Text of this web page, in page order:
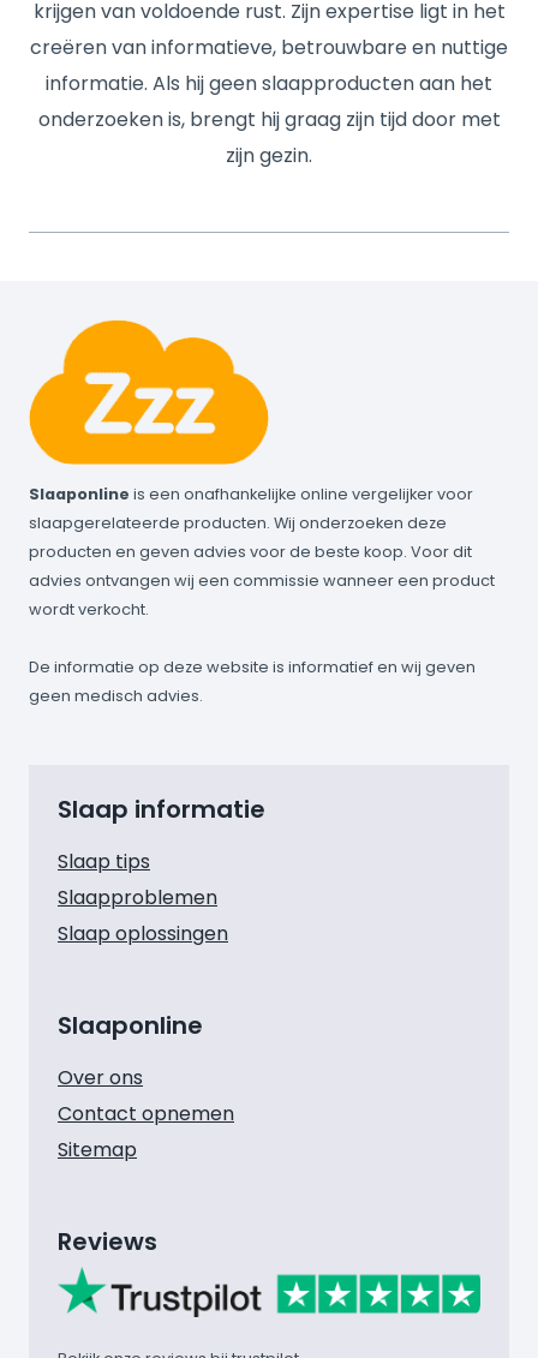
krijgen van voldoende rust. Zijn expertise ligt in het
creëren van informatieve, betrouwbare en nuttige
informatie. Als hij geen slaapproducten aan het
onderzoeken is, brengt hij graag zijn tijd door met
zijn gezin.
Slaaponline is een onafhankelijke online vergelijker voor
slaapgerelateerde producten. Wij onderzoeken deze
producten en geven advies voor de beste koop. Voor dit
advies ontvangen wij een commissie wanneer een product
wordt verkocht.
De informatie op deze website is informatief en wij geven
geen medisch advies.
Slaap informatie
Slaap tips
Slaapproblemen
Slaap oplossingen
Slaaponline
Over ons
Contact opnemen
Sitemap
Reviews